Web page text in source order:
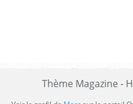
Thème Magazine -